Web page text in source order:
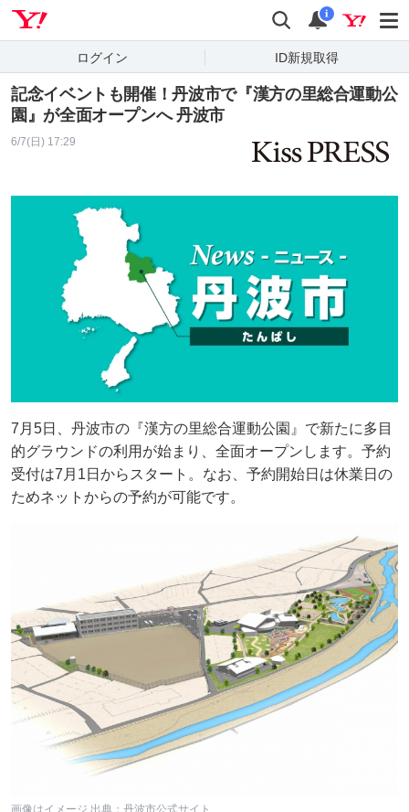
検索 通知
i
ログイン ID新規取得
記念イベントも開催！丹波市で『漢方の里総合運動公
園』が全面オープンへ 丹波市
6/7(日) 17:29
7月5日、丹波市の『漢方の里総合運動公園』で新たに多目
的グラウンドの利用が始まり、全面オープンします。予約
受付は7月1日からスタート。なお、予約開始日は休業日の
ためネットからの予約が可能です。
画像はイメージ 出典：丹波市公式サイト